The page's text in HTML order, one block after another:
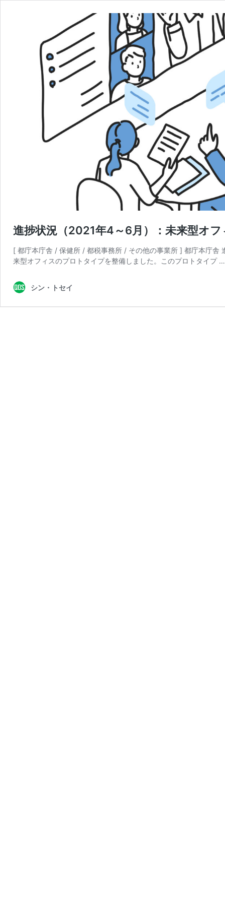
進捗状況（2021年4～6月）：未来型オ
[ 都庁本庁舎 / 保健所 / 都税事務所 / その他の事業所 ] 都庁本庁
来型オフィスのプロトタイプを整備しました。このプロトタイプ
シン・トセイ